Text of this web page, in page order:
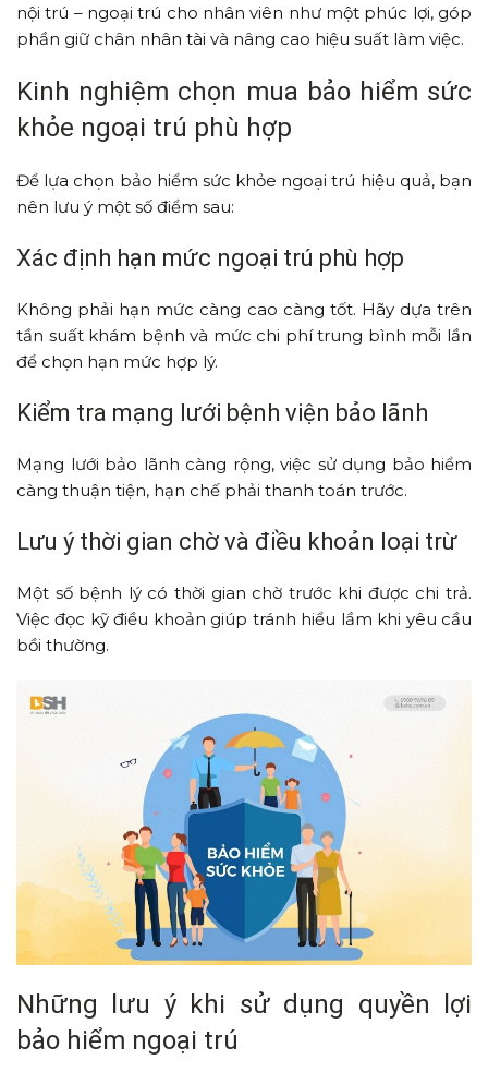
nội trú – ngoại trú cho nhân viên như một phúc lợi, góp
phần giữ chân nhân tài và nâng cao hiệu suất làm việc.
Kinh nghiệm chọn mua bảo hiểm sức
khỏe ngoại trú phù hợp
Để lựa chọn bảo hiểm sức khỏe ngoại trú hiệu quả, bạn
nên lưu ý một số điểm sau:
Xác định hạn mức ngoại trú phù hợp
Không phải hạn mức càng cao càng tốt. Hãy dựa trên
tần suất khám bệnh và mức chi phí trung bình mỗi lần
để chọn hạn mức hợp lý.
Kiểm tra mạng lưới bệnh viện bảo lãnh
Mạng lưới bảo lãnh càng rộng, việc sử dụng bảo hiểm
càng thuận tiện, hạn chế phải thanh toán trước.
Lưu ý thời gian chờ và điều khoản loại trừ
Một số bệnh lý có thời gian chờ trước khi được chi trả.
Việc đọc kỹ điều khoản giúp tránh hiểu lầm khi yêu cầu
bồi thường.
Những lưu ý khi sử dụng quyền lợi
bảo hiểm ngoại trú